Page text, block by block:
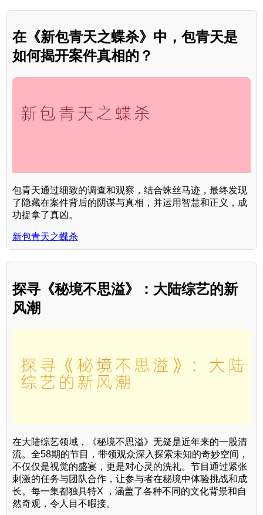
在《新包青天之蝶杀》中，包青天是
如何揭开案件真相的？
包青天通过细致的调查和观察，结合蛛丝马迹，最终发现
了隐藏在案件背后的阴谋与真相，并运用智慧和正义，成
功捉拿了真凶。
新包青天之蝶杀
探寻《秘境不思溢》：大陆综艺的新
风潮
在大陆综艺领域，《秘境不思溢》无疑是近年来的一股清
流。全58期的节目，带领观众深入探索未知的奇妙空间，
不仅仅是视觉的盛宴，更是对心灵的洗礼。节目通过紧张
刺激的任务与团队合作，让参与者在秘境中体验挑战和成
长。每一集都独具特X ，涵盖了各种不同的文化背景和自
然奇观，令人目不暇接。